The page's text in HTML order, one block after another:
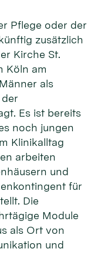
Pflege oder der
zusätzlich
Kirche St.
Köln am
als
Es ist bereits
noch jungen
Klinikalltag
arbeiten
und
für
Die
Module
als Ort von
und